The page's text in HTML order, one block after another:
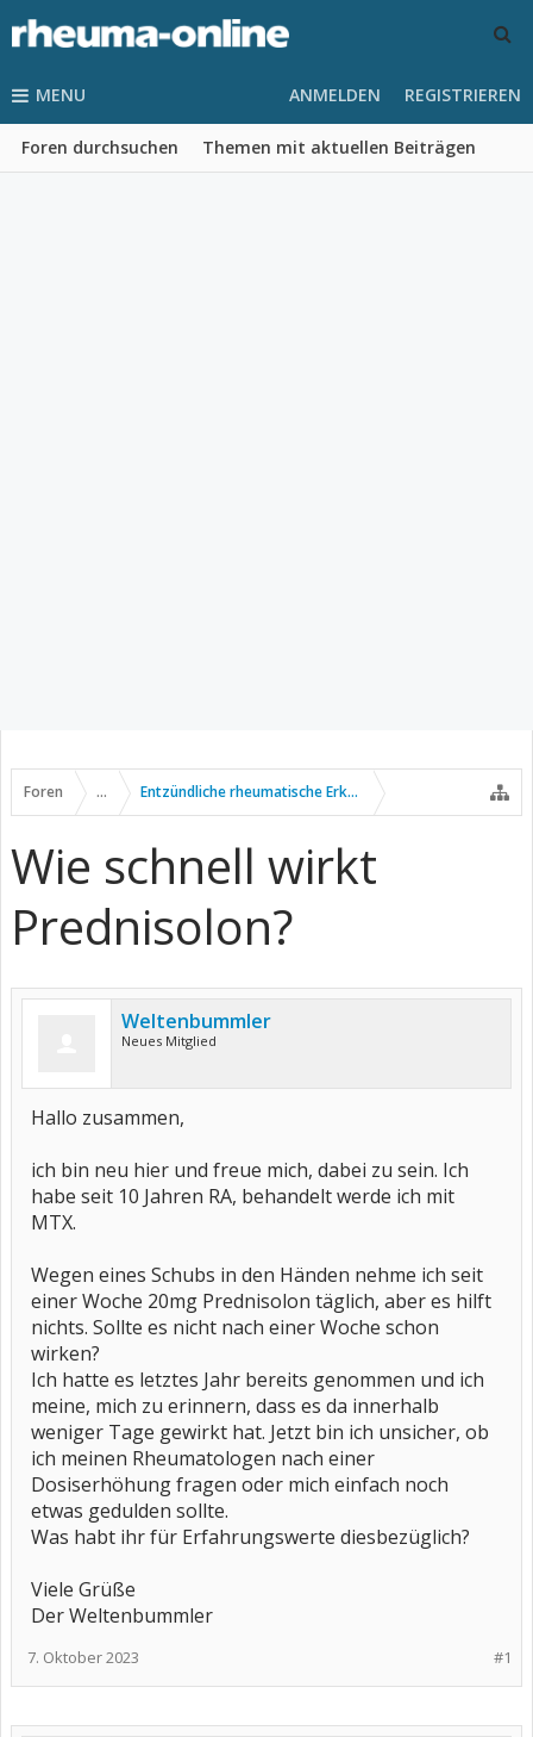
MENU
Foren durchsuchen Themen mit aktuellen Beiträgen
ANMELDEN REGISTRIEREN
Foren ... Entzündliche rheumatische Erkrankungen
Wie schnell wirkt
Prednisolon?
Weltenbummler
Neues Mitglied
Hallo zusammen,
ich bin neu hier und freue mich, dabei zu sein. Ich
habe seit 10 Jahren RA, behandelt werde ich mit
MTX.
Wegen eines Schubs in den Händen nehme ich seit
einer Woche 20mg Prednisolon täglich, aber es hilft
nichts. Sollte es nicht nach einer Woche schon
wirken?
Ich hatte es letztes Jahr bereits genommen und ich
meine, mich zu erinnern, dass es da innerhalb
weniger Tage gewirkt hat. Jetzt bin ich unsicher, ob
ich meinen Rheumatologen nach einer
Dosiserhöhung fragen oder mich einfach noch
etwas gedulden sollte.
Was habt ihr für Erfahrungswerte diesbezüglich?
Viele Grüße
Der Weltenbummler
#1
7. Oktober 2023